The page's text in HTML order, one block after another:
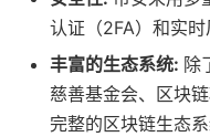
认证（2FA）和实时
丰富的生态系统: 除
慈善基金会、区块
完整的区块链生态系